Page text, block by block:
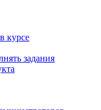
курсе
задания